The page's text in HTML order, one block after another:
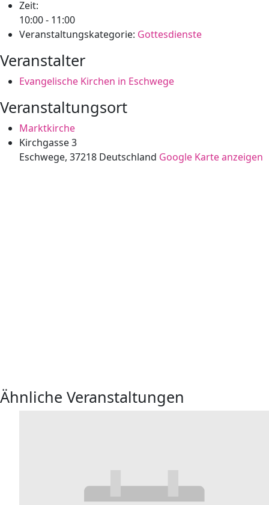
Zeit:
10:00 - 11:00
Veranstaltungskategorie: Gottesdienste
Veranstalter
Evangelische Kirchen in Eschwege
Veranstaltungsort
Marktkirche
Kirchgasse 3
Eschwege, 37218 Deutschland Google Karte anzeigen
Ähnliche Veranstaltungen